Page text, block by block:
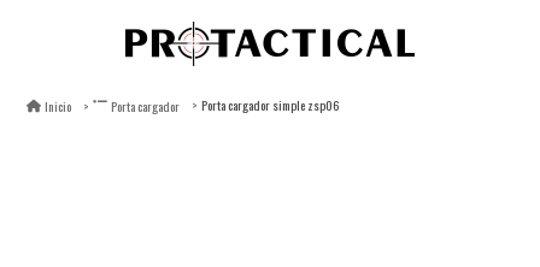
Inicio Porta cargador Porta cargador simple zsp06